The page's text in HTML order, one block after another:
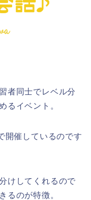
者同士でレベル分
るイベント。
開催しているのです
けしてくれるので
るのが特徴。